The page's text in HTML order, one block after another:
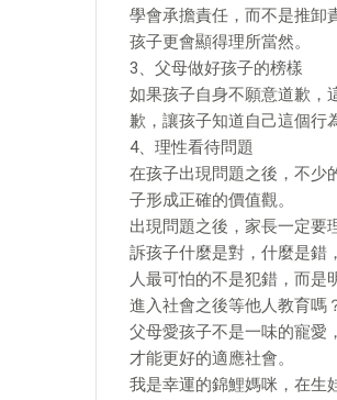
學會承擔責任，而不是推卸
孩子更會顯得理所當然。
3、父母做好孩子的榜樣
如果孩子自身不願意道歉，
歉，讓孩子知道自己這個行
4、理性看待問題
在孩子出現問題之後，不少
子形成正確的價值觀。
出現問題之後，家長一定要
訴孩子什麼是對，什麼是錯
人最可怕的不是犯錯，而是
進入社會之後等他人教育嗎
父母愛孩子不是一味的寵愛
才能更好的適應社會。
我是幸運的錦鯉媽咪，在生